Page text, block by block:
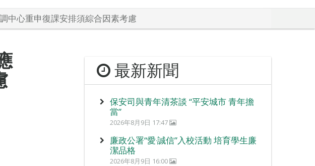
中心重申復課安排須綜合因素考慮
最新新聞
保安司與青年清茶談 “平安城市 青年擔
當”
2026年8月9日 17:47
廉政公署“愛‧誠信”入校活動 培育學生廉
潔品格
2026年8月9日 16:00